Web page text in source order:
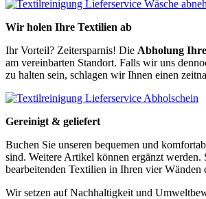
Wir holen Ihre Textilien ab
Ihr Vorteil? Zeitersparnis! Die Abholung
am vereinbarten Standort. Falls wir uns
zu halten sein, schlagen wir Ihnen einen
Gereinigt & geliefert
Buchen Sie unseren bequemen und
sind. Weitere Artikel können ergänzt
bearbeitenden Textilien in Ihren vier
Wir setzen auf Nachhaltigkeit und